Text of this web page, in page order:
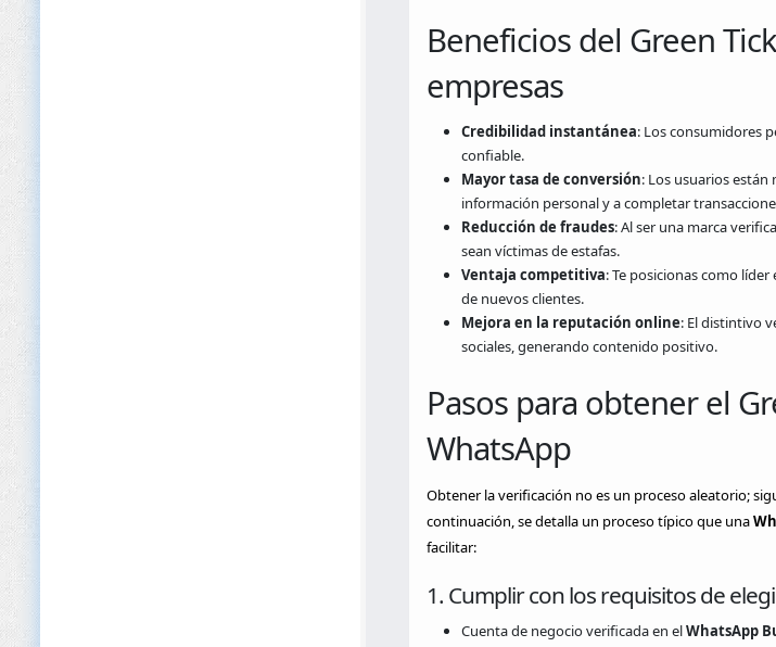
Beneficios del Green
empresas
Credibilidad instantánea: Los consumidores
confiable.
Mayor tasa de conversión: Los usuarios
información personal y a completar
Reducción de fraudes: Al ser una marca
sean víctimas de estafas.
Ventaja competitiva: Te posicionas como
de nuevos clientes.
Mejora en la reputación online: El distintivo
sociales, generando contenido positivo.
Pasos para obtener el
WhatsApp
Obtener la verificación no es un proceso aleatorio;
continuación, se detalla un proceso típico que una
facilitar:
1. Cumplir con los requisitos de
Cuenta de negocio verificada en elWhatsApp